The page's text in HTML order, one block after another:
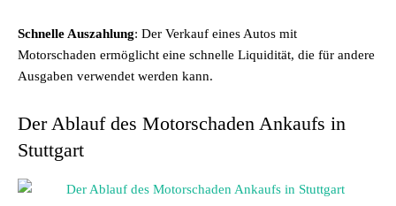
Schnelle Auszahlung: Der Verkauf eines Autos mit
Motorschaden ermöglicht eine schnelle Liquidität, die für andere
Ausgaben verwendet werden kann.
Der Ablauf des Motorschaden Ankaufs in
Stuttgart